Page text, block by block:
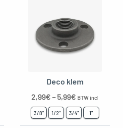
Deco klem
2,99€–5,99€ BTW incl
3/8" 1/2" 3/4" 1"